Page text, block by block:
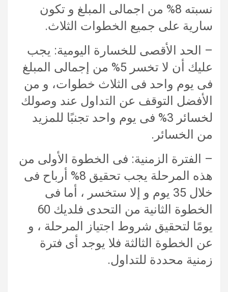
نسبته 8% من اجمالى المبلغ و تكون
سارية على جميع الخطوات الثلاث.
– الحد الأقصى للخسارة اليومية: يجب
عليك أن لا تخسر 5% من إجمالى المبلغ
فى يوم واحد فى الثلاث خطوات، و من
الأفضل التوقف عن التداول عند وصولك
لخسائر 3% فى يوم واحد تجنبًا للمزيد
من الخسائر.
– الفترة الزمنية: فى الخطوة الأولى من
هذه المرحلة يجب تحقيق 8% أرباح فى
خلال 35 يوم و إلا ستخسر ، أما فى
الخطوة الثانية من التحدى فلديك 60
يومًا لتحقيق شروط اجتياز المرحلة ، و
عن الخطوة الثالثة فلا يوجد أى فترة
زمنية محددة للتداول.